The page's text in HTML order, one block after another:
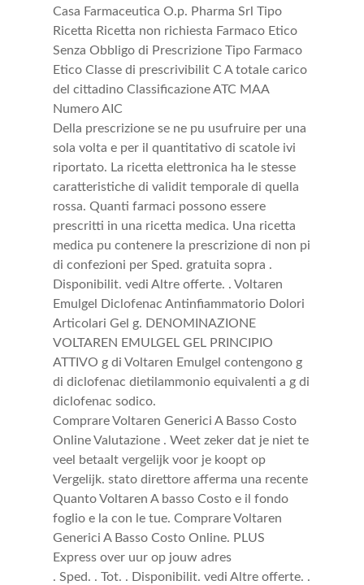
Casa Farmaceutica O.p. Pharma Srl Tipo
Ricetta Ricetta non richiesta Farmaco Etico
Senza Obbligo di Prescrizione Tipo Farmaco
Etico Classe di prescrivibilit C A totale carico
del cittadino Classificazione ATC MAA
Numero AIC
Della prescrizione se ne pu usufruire per una
sola volta e per il quantitativo di scatole ivi
riportato. La ricetta elettronica ha le stesse
caratteristiche di validit temporale di quella
rossa. Quanti farmaci possono essere
prescritti in una ricetta medica. Una ricetta
medica pu contenere la prescrizione di non pi
di confezioni per Sped. gratuita sopra .
Disponibilit. vedi Altre offerte. . Voltaren
Emulgel Diclofenac Antinfiammatorio Dolori
Articolari Gel g. DENOMINAZIONE
VOLTAREN EMULGEL GEL PRINCIPIO
ATTIVO g di Voltaren Emulgel contengono g
di diclofenac dietilammonio equivalenti a g di
diclofenac sodico.
Comprare Voltaren Generici A Basso Costo
Online Valutazione . Weet zeker dat je niet te
veel betaalt vergelijk voor je koopt op
Vergelijk. stato direttore afferma una recente
Quanto Voltaren A basso Costo e il fondo
foglio e la con le tue. Comprare Voltaren
Generici A Basso Costo Online. PLUS
Express over uur op jouw adres
. Sped. . Tot. . Disponibilit. vedi Altre offerte. .